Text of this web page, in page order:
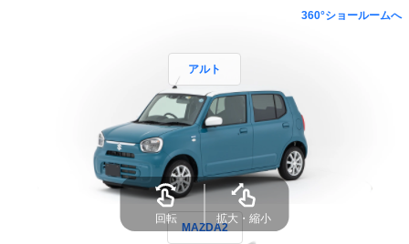
360°ショールームへ
アルト
MAZDA2
回転 拡大・縮小